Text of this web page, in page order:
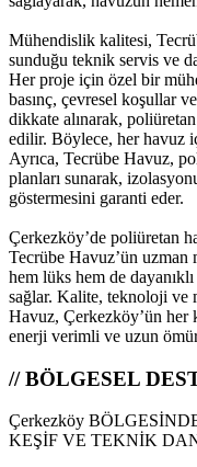
Mühendislik kalitesi,
sunduğu teknik servis ve
Her proje için özel bir
basınç, çevresel koşullar
dikkate alınarak,
edilir. Böylece, her havuz
Ayrıca, Tecrübe Havuz,
planları sunarak,
göstermesini garanti eder.
Çerkezköy’de poliüretan
Tecrübe Havuz’ün
hem lüks hem de
sağlar. Kalite, teknoloji ve
Havuz, Çerkezköy’ün her
enerji verimli ve uzun
// BÖLGESEL
Çerkezköy
KEŞİF VE TEKNİK